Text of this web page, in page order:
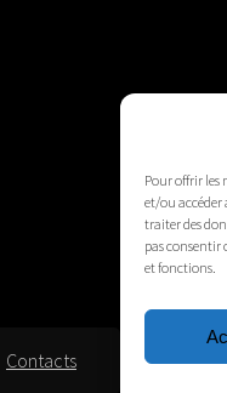
Pour offrir les
et/ou accéder
traiter des
pas consentir
et fonctions.
Contacts